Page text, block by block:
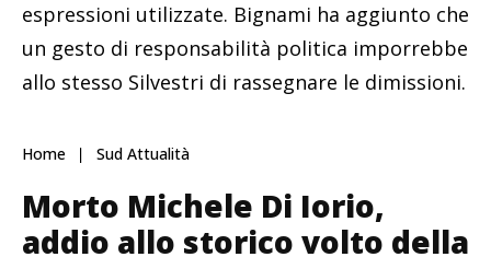
espressioni utilizzate. Bignami ha aggiunto che
un gesto di responsabilità politica imporrebbe
allo stesso Silvestri di rassegnare le dimissioni.
Home Sud Attualità
Morto Michele Di Iorio,
addio allo storico volto della